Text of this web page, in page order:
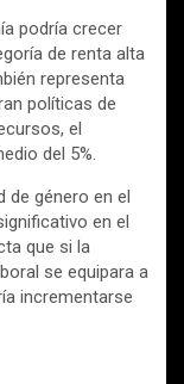
podría crecer
de renta alta
representa
políticas de
el
del 5%.
de género en el
en el
que si la
se equipara a
incrementarse